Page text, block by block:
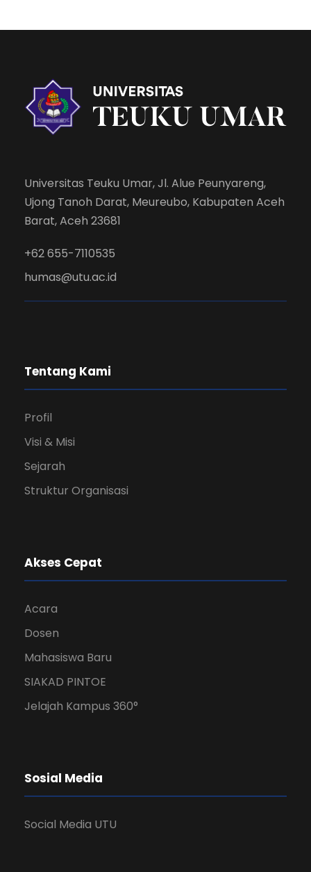
Universitas Teuku Umar, Jl. Alue Peunyareng,
Ujong Tanoh Darat, Meureubo, Kabupaten Aceh
Barat, Aceh 23681
+62 655-7110535
humas@utu.ac.id
Tentang Kami
Profil
Visi & Misi
Sejarah
Struktur Organisasi
Akses Cepat
Acara
Dosen
Mahasiswa Baru
SIAKAD PINTOE
Jelajah Kampus 360°
Sosial Media
Social Media UTU